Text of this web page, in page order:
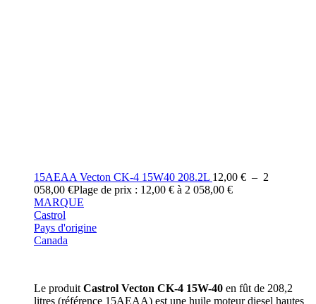
15AEAA Vecton CK-4 15W40 208.2L 12,00 € – 2
058,00 €Plage de prix : 12,00 € à 2 058,00 €
MARQUE
Castrol
Pays d'origine
Canada
Le produit Castrol Vecton CK-4 15W-40 en fût de 208,2
litres (référence 15AEAA) est une huile moteur diesel hautes